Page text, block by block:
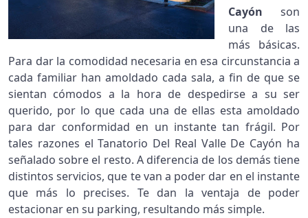
Cayón son
una de las
más básicas.
Para dar la comodidad necesaria en esa circunstancia a
cada familiar han amoldado cada sala, a fin de que se
sientan cómodos a la hora de despedirse a su ser
querido, por lo que cada una de ellas esta amoldado
para dar conformidad en un instante tan frágil. Por
tales razones el Tanatorio Del Real Valle De Cayón ha
señalado sobre el resto. A diferencia de los demás tiene
distintos servicios, que te van a poder dar en el instante
que más lo precises. Te dan la ventaja de poder
estacionar en su parking, resultando más simple.